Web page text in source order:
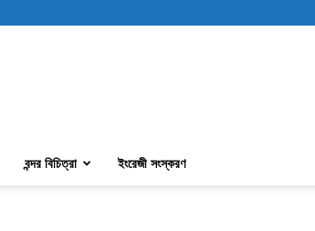
বন্দর বিচিত্রা ইংরেজী সংস্করণ